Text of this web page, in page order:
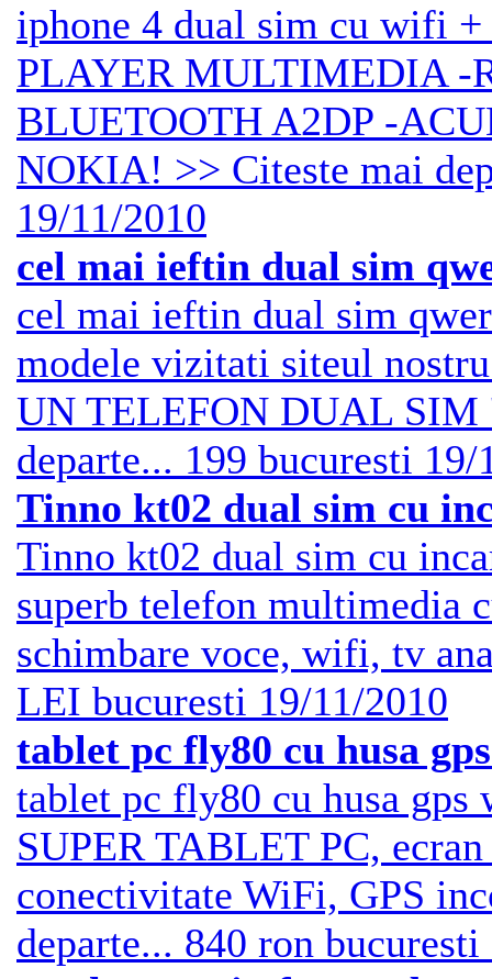
iphone 4 dual sim cu wifi
PLAYER MULTIMEDIA -
BLUETOOTH A2DP -
NOKIA! >> Citeste mai
19/11/2010
cel mai ieftin dual sim
cel mai ieftin dual sim
modele vizitati siteul
UN TELEFON DUAL SIM
departe... 199 bucuresti 19/
Tinno kt02 dual sim cu
Tinno kt02 dual sim cu
superb telefon multimedia
schimbare voce, wifi, tv
LEI bucuresti 19/11/2010
tablet pc fly80 cu husa
tablet pc fly80 cu husa
SUPER TABLET PC,
conectivitate WiFi, GPS
departe... 840 ron bucuresti